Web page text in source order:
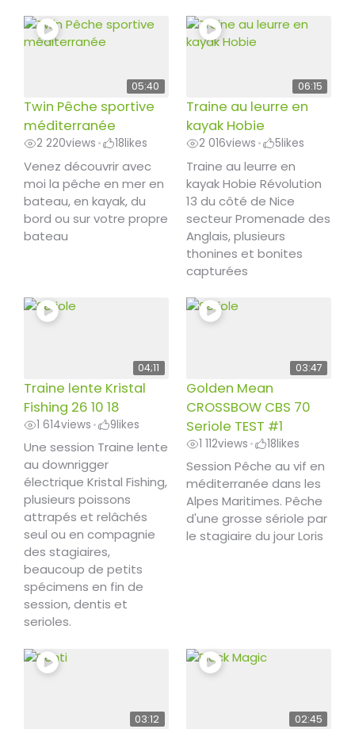
05:40
Twin Pêche sportive
méditerranée
2 220views • 18likes
Venez découvrir avec
moi la pêche en mer en
bateau, en kayak, du
bord ou sur votre propre
bateau
06:15
Traine au leurre en
kayak Hobie
2 016views • 5likes
Traine au leurre en
kayak Hobie Révolution
13 du côté de Nice
secteur Promenade des
Anglais, plusieurs
thonines et bonites
capturées
04;11
Traine lente Kristal
Fishing 26 10 18
1 614views • 9likes
Une session Traine lente
au downrigger
électrique Kristal Fishing,
plusieurs poissons
attrapés et relâchés
seul ou en compagnie
des stagiaires,
beaucoup de petits
spécimens en fin de
session, dentis et
serioles.
03:47
Golden Mean
CROSSBOW CBS 70
Seriole TEST #1
1 112views • 18likes
Session Pêche au vif en
méditerranée dans les
Alpes Maritimes. Pêche
d'une grosse sériole par
le stagiaire du jour Loris
03:12 02:45